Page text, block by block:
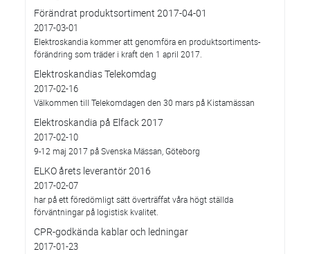
Förändrat produktsortiment 2017-04-01
2017-03-01
Elektroskandia kommer att genomföra en produktsortiments-
förändring som träder i kraft den 1 april 2017.
Elektroskandias Telekomdag
2017-02-16
Välkommen till Telekomdagen den 30 mars på Kistamässan
Elektroskandia på Elfack 2017
2017-02-10
9-12 maj 2017 på Svenska Mässan, Göteborg
ELKO årets leverantör 2016
2017-02-07
har på ett föredömligt sätt överträffat våra högt ställda
förväntningar på logistisk kvalitet.
CPR-godkända kablar och ledningar
2017-01-23